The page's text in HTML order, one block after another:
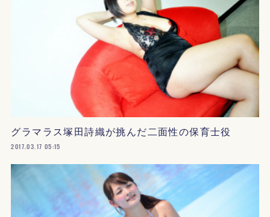
グラマラス塚田詩織が挑んだ二面性の保育士役
2017.03.17 05:15